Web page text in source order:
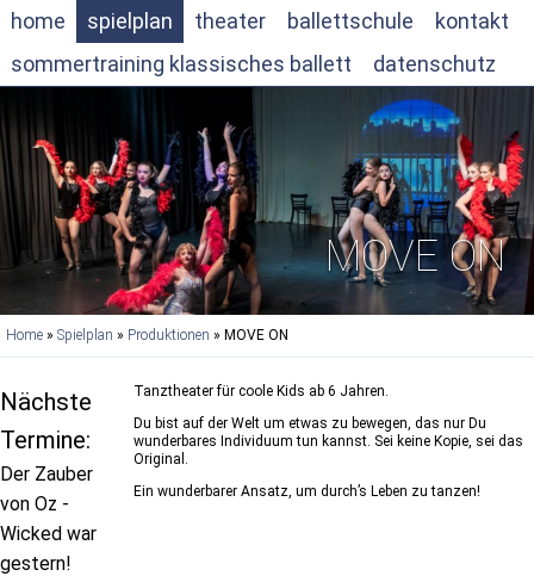
home spielplan theater ballettschule
kontakt
sommertraining klassisches ballett
datenschutz
MOVE ON
Home »Spielplan » Produktionen » MOVE ON
Nächste
Termine:
Der Zauber
von Oz -
Wicked war
gestern!
Tanztheater für coole Kids ab 6 Jahren.
Du bist auf der Welt um etwas zu bewegen, das nur Du
wunderbares Individuum tun kannst. Sei keine Kopie, sei das
Original.
Ein wunderbarer Ansatz, um durch’s Leben zu tanzen!